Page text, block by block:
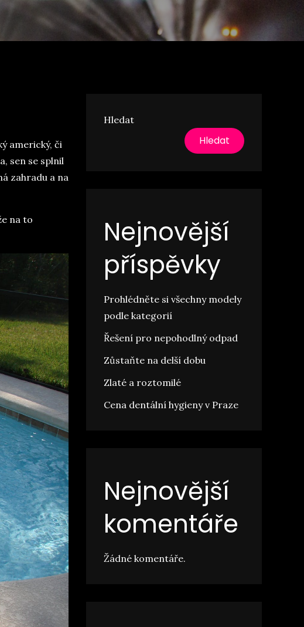
americký, či
sen se splnil
zahradu a na
na to
Hledat
Hledat
Nejnovější
příspěvky
Prohlédněte si všechny modely
podle kategorií
Řešení pro nepohodlný odpad
Zůstaňte na delší dobu
Zlaté a roztomilé
Cena dentální hygieny v Praze
Nejnovější
komentáře
Žádné komentáře.